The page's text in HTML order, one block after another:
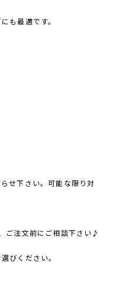
も最適です。
せ下さい。可能な限り対
ご注文前にご相談下さい♪
びください。